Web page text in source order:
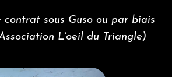
contrat sous Guso ou par biais
L'oeil du Triangle)